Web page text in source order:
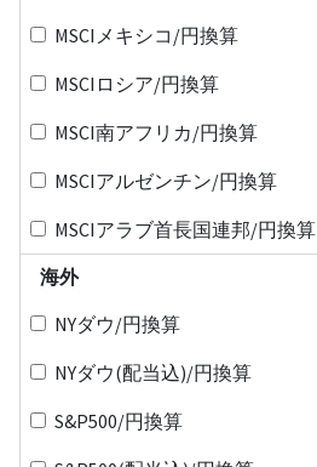
MSCIメキシコ/円換算
MSCIロシア/円換算
MSCI南アフリカ/円換算
MSCIアルゼンチン/円換算
MSCIアラブ首長国連邦/円換算
海外
NYダウ/円換算
NYダウ(配当込)/円換算
S&P500/円換算